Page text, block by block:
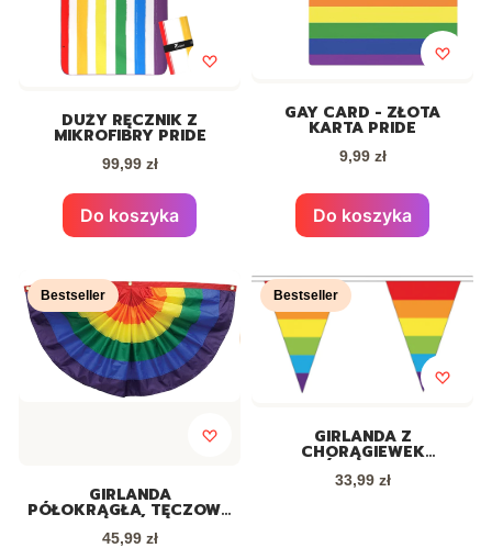
DUŻY RĘCZNIK Z
MIKROFIBRY PRIDE
Cena
99,99 zł
Do koszyka
GAY CARD - ZŁOTA
KARTA PRIDE
Cena
9,99 zł
Do koszyka
Bestseller
GIRLANDA
PÓŁOKRĄGŁA, TĘCZOWA
PRIDE LGBT
Cena
45,99 zł
Bestseller
GIRLANDA Z
CHORĄGIEWEK
TRÓJKĄTNYCH,
TĘCZOWA FLAGA PRIDE
Cena
33,99 zł